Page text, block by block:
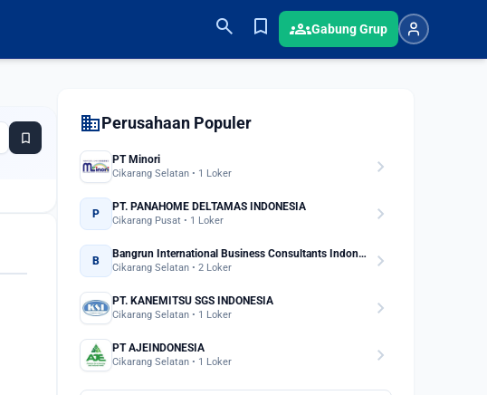
search bookmark groupsGabung Grup
bookmark
domainPerusahaan Populer
PT Minori
Cikarang Selatan • 1 Loker chevron_right
P
PT. PANAHOME DELTAMAS INDONESIA
Cikarang Pusat • 1 Loker chevron_right
B
Bangrun International Business Consultants Indonesia
Cikarang Selatan • 2 Loker chevron_right
PT. KANEMITSU SGS INDONESIA
Cikarang Selatan • 1 Loker chevron_right
PT AJEINDONESIA
Cikarang Selatan • 1 Loker chevron_right